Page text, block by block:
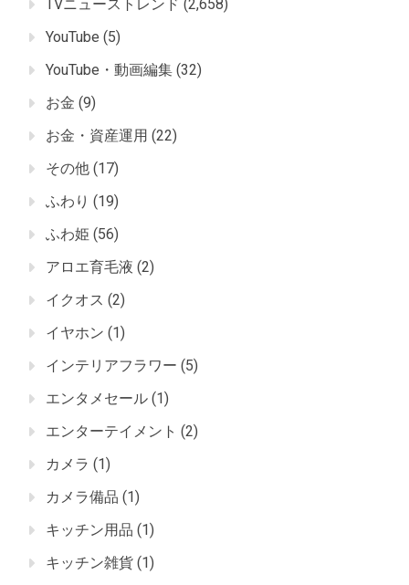
TVニューストレンド (2,658)
YouTube (5)
YouTube・動画編集 (32)
お金 (9)
お金・資産運用 (22)
その他 (17)
ふわり (19)
ふわ姫 (56)
アロエ育毛液 (2)
イクオス (2)
イヤホン (1)
インテリアフラワー (5)
エンタメセール (1)
エンターテイメント (2)
カメラ (1)
カメラ備品 (1)
キッチン用品 (1)
キッチン雑貨 (1)